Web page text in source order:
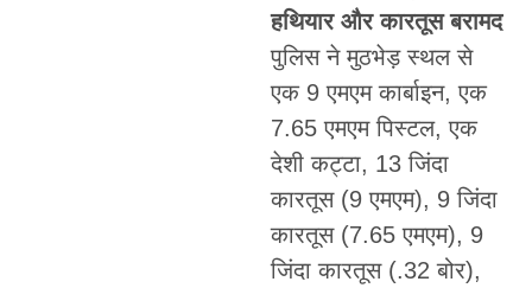
हथियार और कारतूस बरामद
पुलिस ने मुठभेड़ स्थल से
एक 9 एमएम कार्बाइन, एक
7.65 एमएम पिस्टल, एक
देशी कट्टा, 13 जिंदा
कारतूस (9 एमएम), 9 जिंदा
कारतूस (7.65 एमएम), 9
जिंदा कारतूस (.32 बोर),